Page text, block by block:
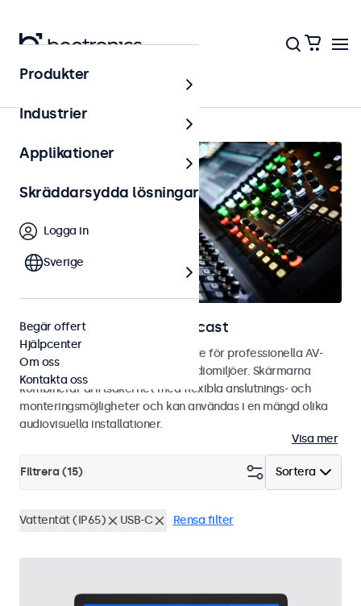
Hem
Skärmar för AV och broadcast
Bild- och touchskärmar utvecklade för professionella AV-
integratörer och användning i studiomiljöer. Skärmarna
kombinerar driftsäkerhet med flexibla anslutnings- och
monteringsmöjligheter och kan användas i en mängd olika
audiovisuella installationer.
Visa mer
Sortera
Filtrera (15)
Vattentät (IP65) USB-C Rensa filter
Produkter
Industrier
Applikationer
Skräddarsydda lösningar
Logga in
Sverige
Begär offert
Hjälpcenter
Om oss
Kontakta oss